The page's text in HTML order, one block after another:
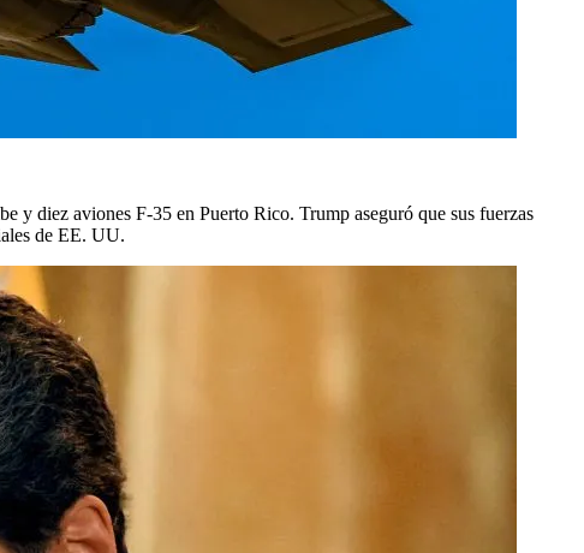
y diez aviones F-35 en Puerto Rico. Trump aseguró que sus fuerzas
de EE. UU.